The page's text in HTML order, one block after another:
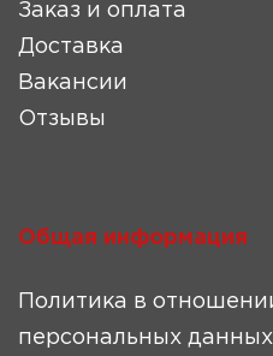
Заказ и оплата
Доставка
Вакансии
Отзывы
Общая информация
Политика в
персональных данных